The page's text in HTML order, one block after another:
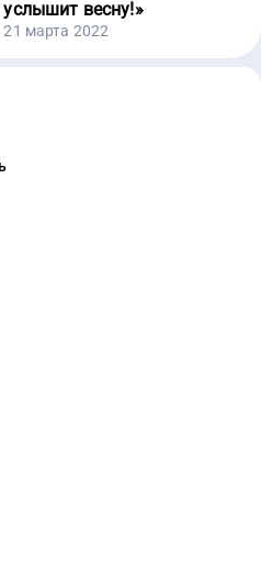
услышит весну!»
21 марта 2022